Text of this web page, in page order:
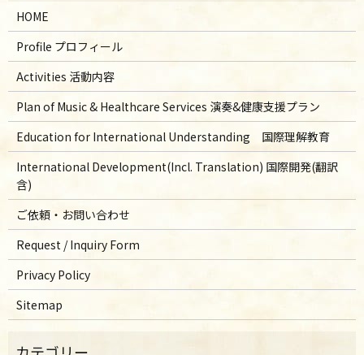
HOME
Profile プロフィール
Activities 活動内容
Plan of Music & Healthcare Services 演奏&健康支援プラン
Education for International Understanding 国際理解教育
International Development(Incl. Translation) 国際開発(翻訳
含)
ご依頼・お問い合わせ
Request / Inquiry Form
Privacy Policy
Sitemap